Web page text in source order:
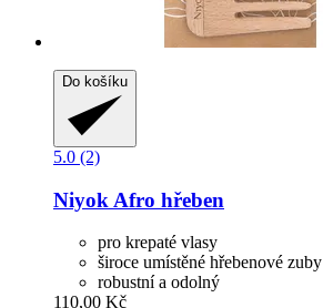
Do košíku
5.0 (2)
Niyok Afro hřeben
pro krepaté vlasy
široce umístěné hřebenové zuby
robustní a odolný
110,00 Kč